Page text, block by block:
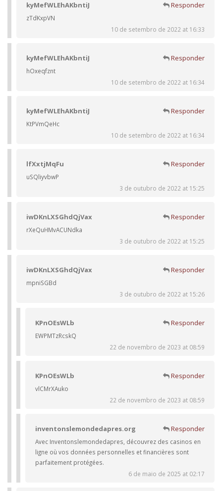
kyMefWLEhAKbntiJ Responder
zTdKxpVN
10 de setembro de 2022 at 16:33
kyMefWLEhAKbntiJ Responder
hOxeqfznt
10 de setembro de 2022 at 16:34
kyMefWLEhAKbntiJ Responder
KtPVmQeHc
10 de setembro de 2022 at 16:34
lfXxtjMqFu Responder
uSQliyvbwP
3 de outubro de 2022 at 15:25
iwDKnLXSGhdQjVax Responder
rXeQuHMvACUNdka
3 de outubro de 2022 at 15:25
iwDKnLXSGhdQjVax Responder
mpniSGBd
3 de outubro de 2022 at 15:26
KPnOEsWLb Responder
EWPMTzRcskQ
22 de novembro de 2023 at 08:59
KPnOEsWLb Responder
vlCMrXAuko
22 de novembro de 2023 at 08:59
inventonslemondedapres.org Responder
Avec Inventonslemondedapres, découvrez des casinos en
ligne où vos données personnelles et financières sont
parfaitement protégées.
6 de maio de 2025 at 02:17